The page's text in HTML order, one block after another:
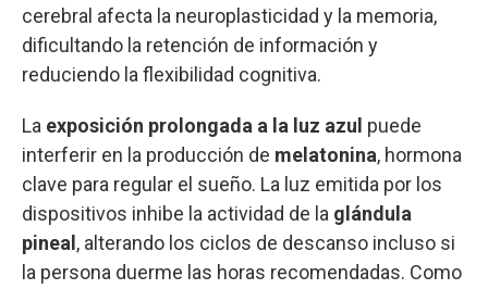
cerebral afecta la neuroplasticidad y la memoria,
dificultando la retención de información y
reduciendo la flexibilidad cognitiva.
La exposición prolongada a la luz azul puede
interferir en la producción de melatonina, hormona
clave para regular el sueño. La luz emitida por los
dispositivos inhibe la actividad de la glándula
pineal , alterando los ciclos de descanso incluso si
la persona duerme las horas recomendadas. Como